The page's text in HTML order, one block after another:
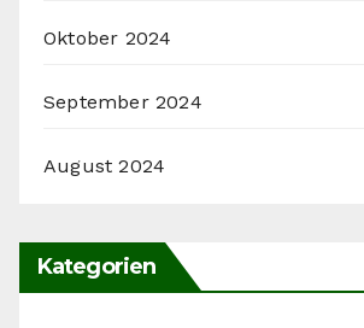
Oktober 2024
September 2024
August 2024
Kategorien